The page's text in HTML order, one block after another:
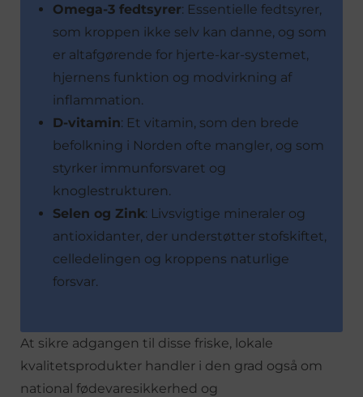
Omega-3 fedtsyrer: Essentielle fedtsyrer,
som kroppen ikke selv kan danne, og som
er altafgørende for hjerte-kar-systemet,
hjernens funktion og modvirkning af
inflammation.
D-vitamin: Et vitamin, som den brede
befolkning i Norden ofte mangler, og som
styrker immunforsvaret og
knoglestrukturen.
Selen og Zink: Livsvigtige mineraler og
antioxidanter, der understøtter stofskiftet,
celledelingen og kroppens naturlige
forsvar.
At sikre adgangen til disse friske, lokale
kvalitetsprodukter handler i den grad også om
national fødevaresikkerhed og